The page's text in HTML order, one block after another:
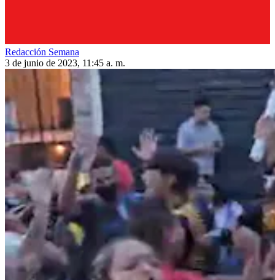
Redacción Semana
3 de junio de 2023, 11:45 a. m.